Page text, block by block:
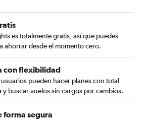
es totalmente gratis, así que puedes
ahorrar desde el momento cero.
con flexibilidad
pueden hacer planes con total
y buscar vuelos sin cargos por cambios.
forma segura